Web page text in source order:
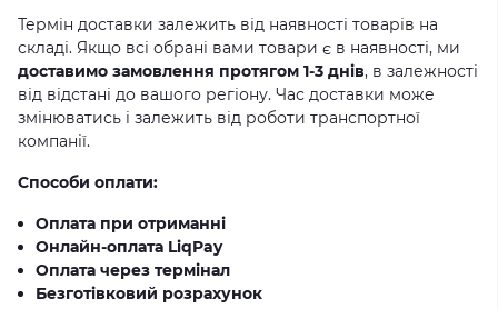
Термін доставки залежить від наявності товарів на
складі. Якщо всі обрані вами товари є в наявності, ми
доставимо замовлення протягом 1-3 днів, в залежності
від відстані до вашого регіону. Час доставки може
змінюватись і залежить від роботи транспортної
компанії.
Способи оплати:
Оплата при отриманні
Онлайн-оплата LiqPay
Оплата через термінал
Безготівковий розрахунок